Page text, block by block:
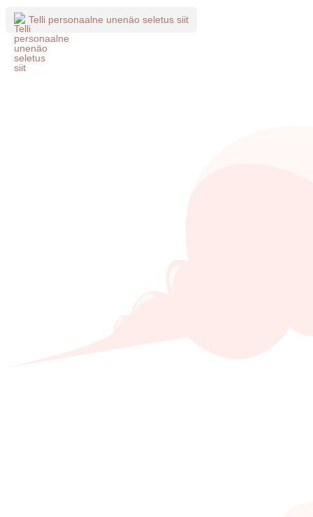
Telli personaalne unenäo seletus siit